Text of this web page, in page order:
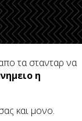
τα στανταρ να
η
και μονο.